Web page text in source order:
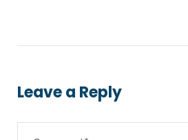
Leave a Reply